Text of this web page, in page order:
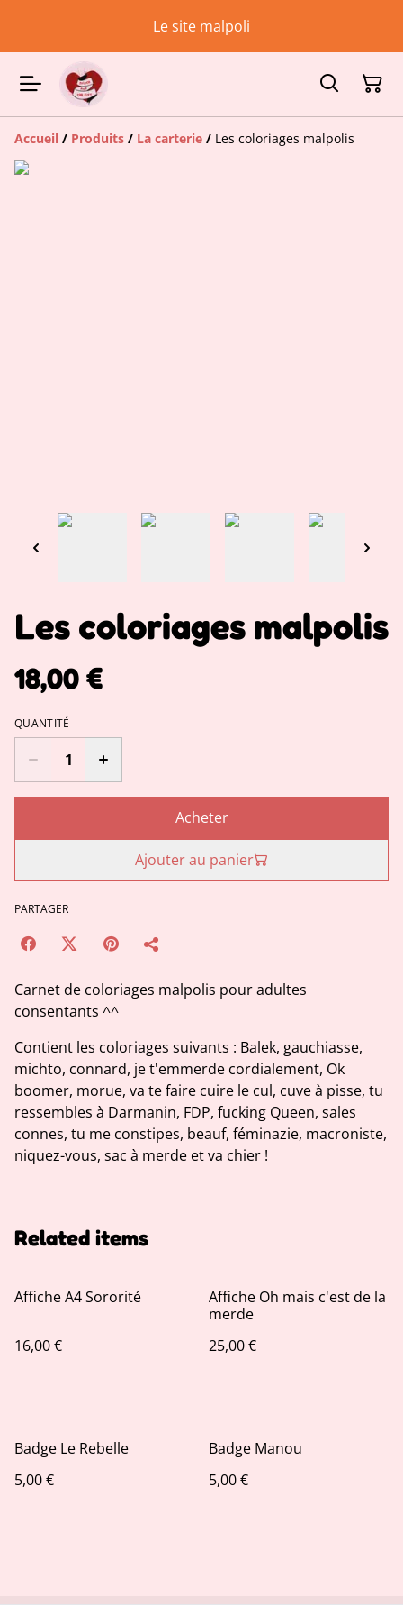
Le site malpoli
Accueil / Produits / La carterie / Les coloriages malpolis
Les coloriages malpolis
18,00 €
QUANTITÉ
Acheter
Ajouter au panier
PARTAGER
Carnet de coloriages malpolis pour adultes
consentants ^^
Contient les coloriages suivants : Balek, gauchiasse,
michto, connard, je t'emmerde cordialement, Ok
boomer, morue, va te faire cuire le cul, cuve à pisse, tu
ressembles à Darmanin, FDP, fucking Queen, sales
connes, tu me constipes, beauf, féminazie, macroniste,
niquez-vous, sac à merde et va chier !
Related items
Affiche A4 Sororité
16,00 €
Affiche Oh mais c'est de la
merde
25,00 €
Badge Le Rebelle
5,00 €
Badge Manou
5,00 €